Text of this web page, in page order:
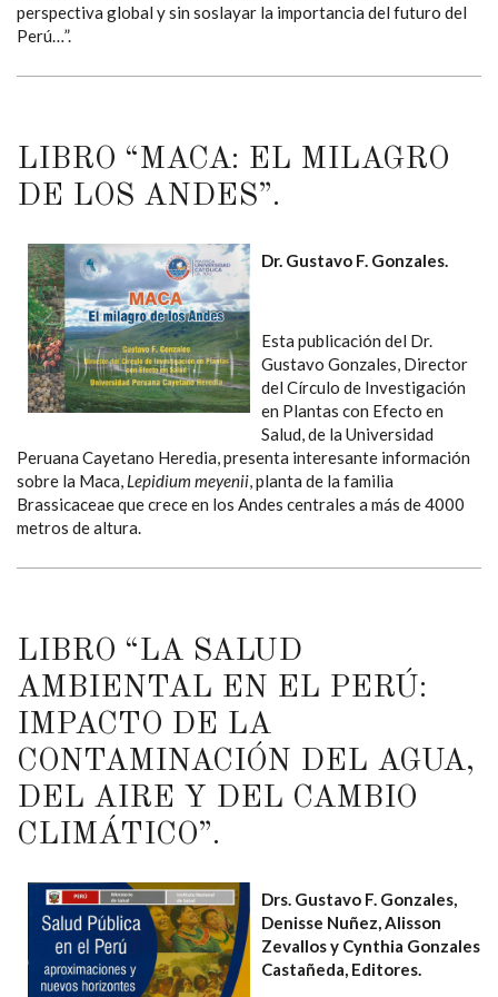
perspectiva global y sin soslayar la importancia del futuro del
Perú…”.
LIBRO “MACA: EL MILAGRO
DE LOS ANDES”.
Dr. Gustavo F. Gonzales.
Esta publicación del Dr.
Gustavo Gonzales, Director
del Círculo de Investigación
en Plantas con Efecto en
Salud, de la Universidad
Peruana Cayetano Heredia, presenta interesante información
sobre la Maca, Lepidium meyenii , planta de la familia
Brassicaceae que crece en los Andes centrales a más de 4000
metros de altura.
LIBRO “LA SALUD
AMBIENTAL EN EL PERÚ:
IMPACTO DE LA
CONTAMINACIÓN DEL AGUA,
DEL AIRE Y DEL CAMBIO
CLIMÁTICO”.
Drs. Gustavo F. Gonzales,
Denisse Nuñez, Alisson
Zevallos y Cynthia Gonzales
Castañeda, Editores.